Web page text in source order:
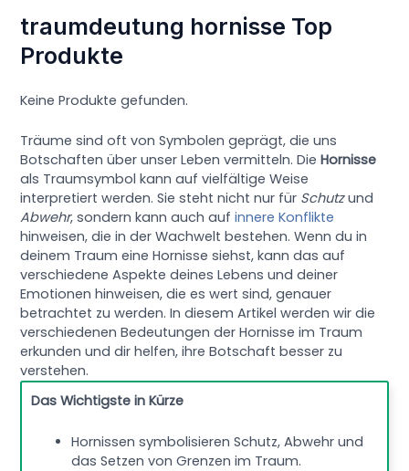
traumdeutung hornisse Top
Produkte
Keine Produkte gefunden.
Träume sind oft von Symbolen geprägt, die uns
Botschaften über unser Leben vermitteln. DieHornisse
als Traumsymbol kann auf vielfältige Weise
interpretiert werden. Sie steht nicht nur für Schutzund
Abwehr, sondern kann auch aufinnere Konflikte
hinweisen, die in der Wachwelt bestehen. Wenn du in
deinem Traum eine Hornisse siehst, kann das auf
verschiedene Aspekte deines Lebens und deiner
Emotionen hinweisen, die es wert sind, genauer
betrachtet zu werden. In diesem Artikel werden wir die
verschiedenen Bedeutungen der Hornisse im Traum
erkunden und dir helfen, ihre Botschaft besser zu
verstehen.
Das Wichtigste in Kürze
Hornissen symbolisieren Schutz, Abwehr und
das Setzen von Grenzen im Traum.